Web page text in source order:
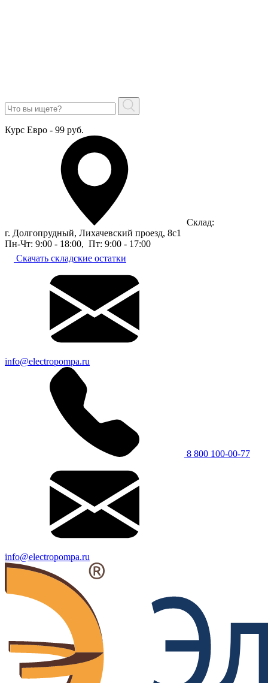
Курс Евро - 99 руб.
Склад:
г. Долгопрудный, Лихачевский проезд, 8c1
Пн-Чт: 9:00 - 18:00, Пт: 9:00 - 17:00
Скачать складские остатки
info@electropompa.ru
8 800 100-00-77
info@electropompa.ru